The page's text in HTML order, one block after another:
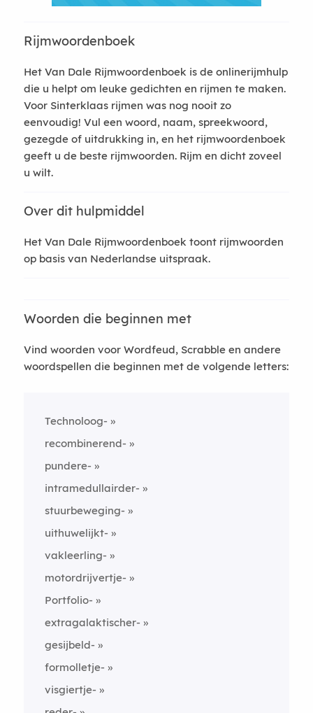
Rijmwoordenboek
Het Van Dale Rijmwoordenboek is de onlinerijmhulp
die u helpt om leuke gedichten en rijmen te maken.
Voor Sinterklaas rijmen was nog nooit zo
eenvoudig! Vul een woord, naam, spreekwoord,
gezegde of uitdrukking in, en het rijmwoordenboek
geeft u de beste rijmwoorden. Rijm en dicht zoveel
u wilt.
Over dit hulpmiddel
Het Van Dale Rijmwoordenboek toont rijmwoorden
op basis van Nederlandse uitspraak.
Woorden die beginnen met
Vind woorden voor Wordfeud, Scrabble en andere
woordspellen die beginnen met de volgende letters:
Technoloog-
recombinerend-
pundere-
intramedullairder-
stuurbeweging-
uithuwelijkt-
vakleerling-
motordrijvertje-
Portfolio-
extragalaktischer-
gesijbeld-
formolletje-
visgiertje-